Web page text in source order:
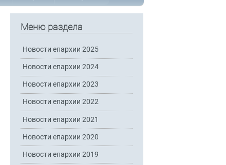
Меню раздела
Новости епархии 2025
Новости епархии 2024
Новости епархии 2023
Новости епархии 2022
Новости епархии 2021
Новости епархии 2020
Новости епархии 2019